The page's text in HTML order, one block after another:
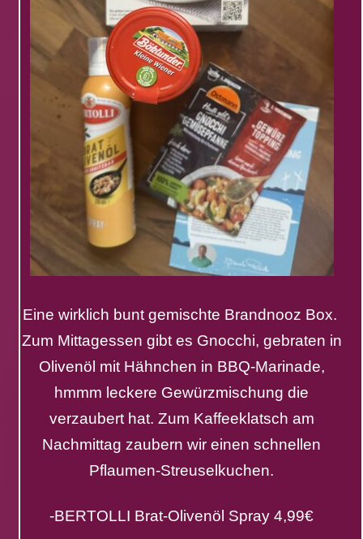
Eine wirklich bunt gemischte Brandnooz Box.
Zum Mittagessen gibt es Gnocchi, gebraten in
Olivenöl mit Hähnchen in BBQ-Marinade,
hmmm leckere Gewürzmischung die
verzaubert hat. Zum Kaffeeklatsch am
Nachmittag zaubern wir einen schnellen
Pflaumen-Streuselkuchen.
-BERTOLLI Brat-Olivenöl Spray 4,99€